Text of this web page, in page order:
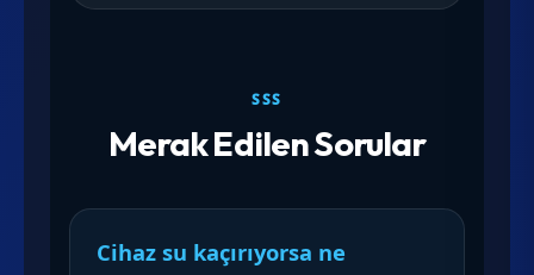
SSS
Merak Edilen Sorular
Cihaz su kaçırıyorsa ne